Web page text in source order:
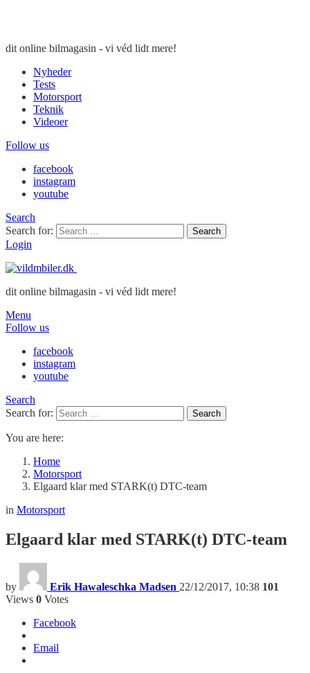
dit online bilmagasin - vi véd lidt mere!
Nyheder
Tests
Motorsport
Teknik
Videoer
Follow us
facebook
instagram
youtube
Search
Search for:
Search
Login
dit online bilmagasin - vi véd lidt mere!
Menu
Follow us
facebook
instagram
youtube
Search
Search for:
Search
You are here:
Home
Motorsport
Elgaard klar med STARK(t) DTC-team
in Motorsport
Elgaard klar med STARK(t) DTC-team
by Erik Hawaleschka Madsen 22/12/2017, 10:38 101
Views 0 Votes
Facebook
Email